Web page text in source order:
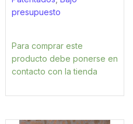
presupuesto
Para comprar este
producto debe ponerse en
contacto con la tienda